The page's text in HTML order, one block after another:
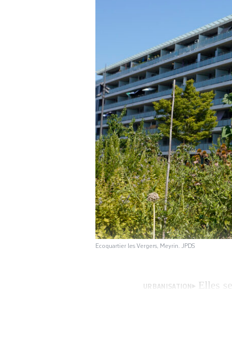
Ecoquartier les Vergers, Meyrin. JPDS
URBANISATION
Elles